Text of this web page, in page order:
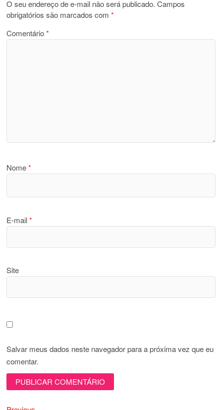
O seu endereço de e-mail não será publicado. Campos
obrigatórios são marcados com*
Comentário*
Nome*
E-mail*
Site
Salvar meus dados neste navegador para a próxima vez que eu
comentar.